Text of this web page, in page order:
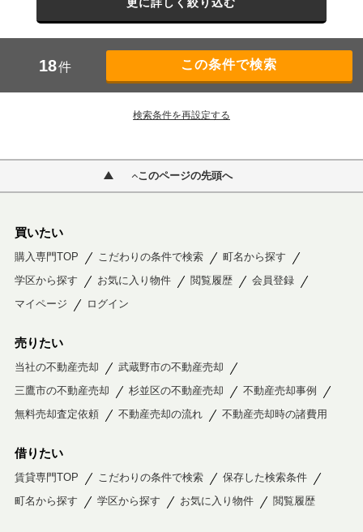
18件
検索条件を再設定する
このページの先頭へ
買いたい
購入専門TOP こだわりの条件で検索
町名から探す
学区から探す
お気に入り物件 閲覧履歴
会員登録
マイページ
ログイン
売りたい
当社の不動産売却
武蔵野市の不動産売却
三鷹市の不動産売却
杉並区の不動産売却
不動産売却事例
無料売却査定依頼
不動産売却の流れ 不動産売却時の諸費用
借りたい
賃貸専門TOP こだわりの条件で検索
保存した検索条件
町名から探す
学区から探す お気に入り物件 閲覧履歴